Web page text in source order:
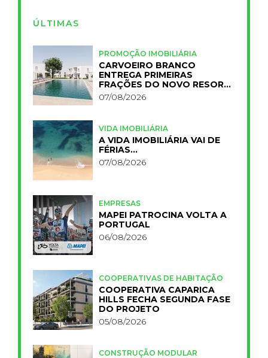
ÚLTIMAS
PROMOÇÃO IMOBILIÁRIA
CARVOEIRO BRANCO
ENTREGA PRIMEIRAS
FRAÇÕES DO NOVO RESORT
PRIMELIFE
07/08/2026
VIDA IMOBILIÁRIA
A VIDA IMOBILIÁRIA VAI DE
FÉRIAS…
07/08/2026
EMPRESAS
MAPEI PATROCINA VOLTA A
PORTUGAL
06/08/2026
COOPERATIVAS DE HABITAÇÃO
COOPERATIVA CAPARICA
HILLS FECHA SEGUNDA FASE
DO PROJETO
05/08/2026
CONSTRUÇÃO MODULAR